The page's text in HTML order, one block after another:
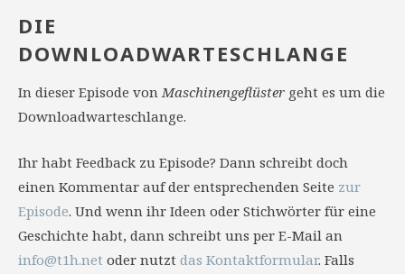
DIE
DOWNLOADWARTESCHLANGE
In dieser Episode vonMaschinengeflüster geht es um die
Downloadwarteschlange.
Ihr habt Feedback zu Episode? Dann schreibt doch
einen Kommentar auf der entsprechenden Seite zur
Episode. Und wenn ihr Ideen oder Stichwörter für eine
Geschichte habt, dann schreibt uns per E-Mail an
info@t1h.net oder nutzt das Kontaktformular. Falls